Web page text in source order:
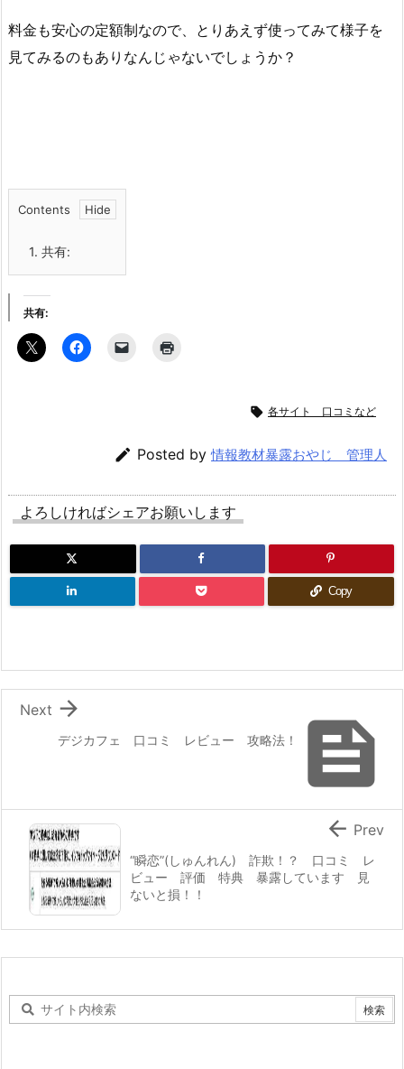
料金も安心の定額制なので、とりあえず使ってみて様子を
見てみるのもありなんじゃないでしょうか？
Contents
1. 共有:
共有:
 各サイト 口コミなど
 Posted by情報教材暴露おやじ 管理人
よろしければシェアお願いします
Copy

デジカフェ 口コミ レビュー 攻略法！

Next
“瞬恋”(しゅんれん) 詐欺！？ 口コミ レ
ビュー 評価 特典 暴露しています 見
ないと損！！
 Prev